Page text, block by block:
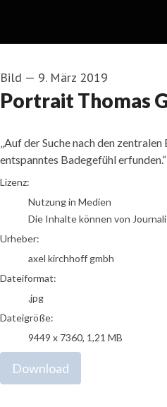
Bild — 9. März 2019
Portrait Thomas
„Auf der Suche nach den
entspanntes Badegefühl
axel kirchhoff gmbh
Lizenz:
Nutzung in Medien
Die Inhalte können von
Urheber:
axel kirchhoff gmbh
Dateiformat:
.jpg
Dateigröße:
9449 x 7360, 1,21 MB
Download